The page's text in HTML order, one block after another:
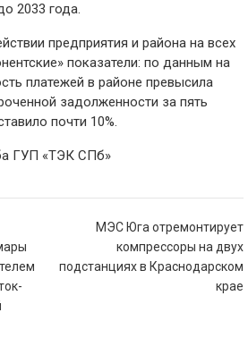
2033 года.
предприятия и района на всех
показатели: по данным на
платежей в районе превысила
задолженности за пять
почти 10%.
ГУП «ТЭК СПб»
МЭС Юга отремонтирует
компрессоры на двух
подстанциях в Краснодарском
крае